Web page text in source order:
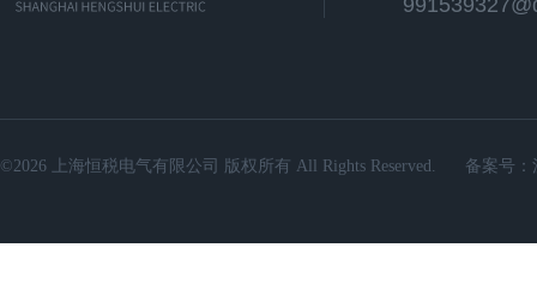
©2026 上海恒税电气有限公司 版权所有 All Rights Reserved. 备案号：